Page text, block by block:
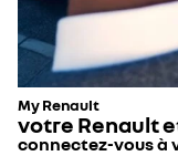
My Renault
votre Renault
connectez-vous à